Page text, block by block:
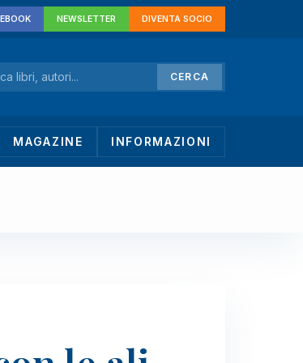
NEWSLETTER DIVENTA SOCIO
CERCA
MAGAZINE INFORMAZIONI